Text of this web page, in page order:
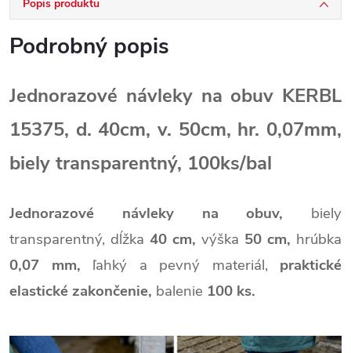
Popis produktu
Podrobný popis
Jednorazové návleky na obuv KERBL
15375, d. 40cm, v. 50cm, hr. 0,07mm,
biely transparentný, 100ks/bal
Jednorazové návleky na obuv, biely
transparentný, dĺžka 40 cm, výška 50 cm, hrúbka
0,07 mm, ľahký a pevný materiál, praktické
elastické zakončenie, balenie 100 ks.